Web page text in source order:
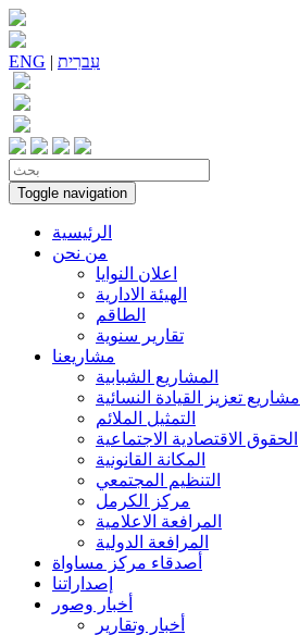
ENG | עִברִית
Toggle navigation
الرئيسية
من نحن
اعلان النوايا
الهيئة الادارية
الطاقم
تقارير سنوية
مشاريعنا
المشاريع الشبابية
مشاريع تعزيز القيادة النسائية
التمثيل الملائم
الحقوق الاقتصادية الاجتماعية
المكانة القانونية
التنظيم المجتمعي
مركز الكرمل
المرافعة الاعلامية
المرافعة الدولية
أصدقاء مركز مساواة
إصداراتنا
أخبار وصور
أخبار وتقارير